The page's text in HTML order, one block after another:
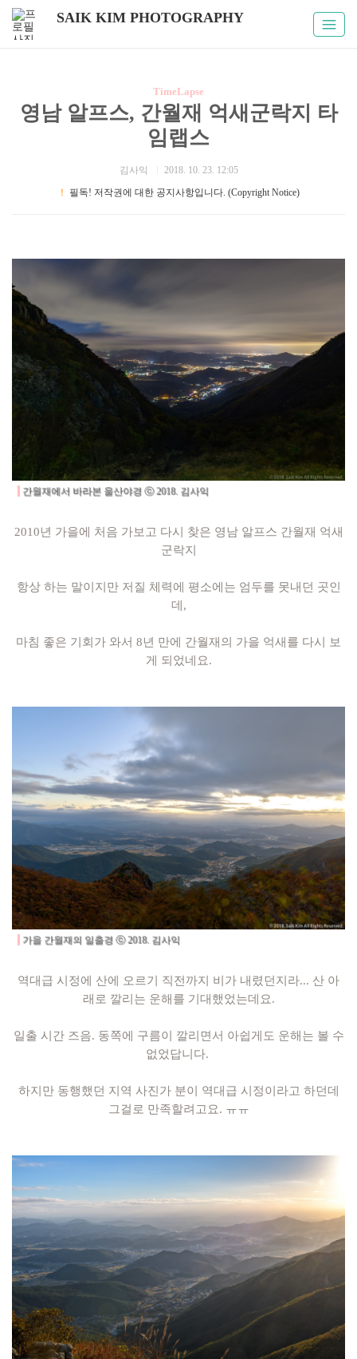
SAIK KIM PHOTOGRAPHY
TimeLapse
영남 알프스, 간월재 억새군락지 타
임랩스
김사익
2018. 10. 23. 12:05
！
필독! 저작권에 대한 공지사항입니다. (Copyright Notice)
간월재에서 바라본 울산야경 ⓒ 2018. 김사익
2010년 가을에 처음 가보고 다시 찾은 영남 알프스 간월재 억새
군락지
항상 하는 말이지만 저질 체력에 평소에는 엄두를 못내던 곳인
데,
마침 좋은 기회가 와서 8년 만에 간월재의 가을 억새를 다시 보
게 되었네요.
가을 간월재의 일출경 ⓒ 2018. 김사익
역대급 시정에 산에 오르기 직전까지 비가 내렸던지라... 산 아
래로 깔리는 운해를 기대했었는데요.
일출 시간 즈음. 동쪽에 구름이 깔리면서 아쉽게도 운해는 볼 수
없었답니다.
하지만 동행했던 지역 사진가 분이 역대급 시정이라고 하던데
그걸로 만족할려고요. ㅠㅠ